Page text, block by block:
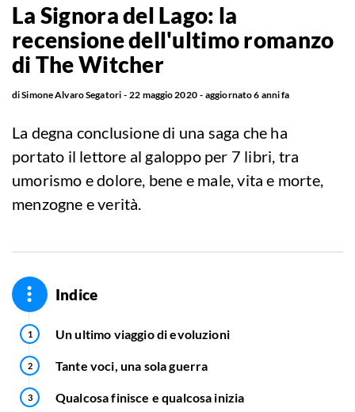
La Signora del Lago: la
recensione dell'ultimo romanzo
di The Witcher
diSimone Alvaro Segatori 22 maggio 2020 aggiornato6 anni fa
La degna conclusione di una saga che ha
portato il lettore al galoppo per 7 libri, tra
umorismo e dolore, bene e male, vita e morte,
menzogne e verità.
Indice
Un ultimo viaggio di evoluzioni
Tante voci, una sola guerra
Qualcosa finisce e qualcosa inizia